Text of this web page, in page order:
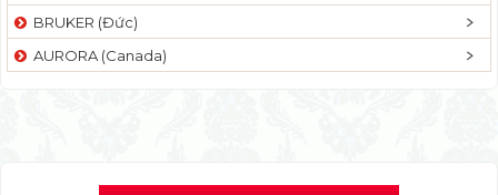
BRUKER (Đức)
AURORA (Canada)